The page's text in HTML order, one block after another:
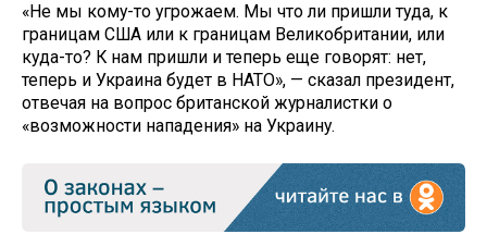
«Не мы кому-то угрожаем. Мы что ли пришли туда, к
границам США или к границам Великобритании, или
куда-то? К нам пришли и теперь еще говорят: нет,
теперь и Украина будет в НАТО», — сказал президент,
отвечая на вопрос британской журналистки о
«возможности нападения» на Украину.